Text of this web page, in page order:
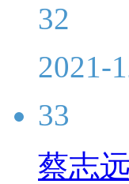
32
2021-
33
蔡志